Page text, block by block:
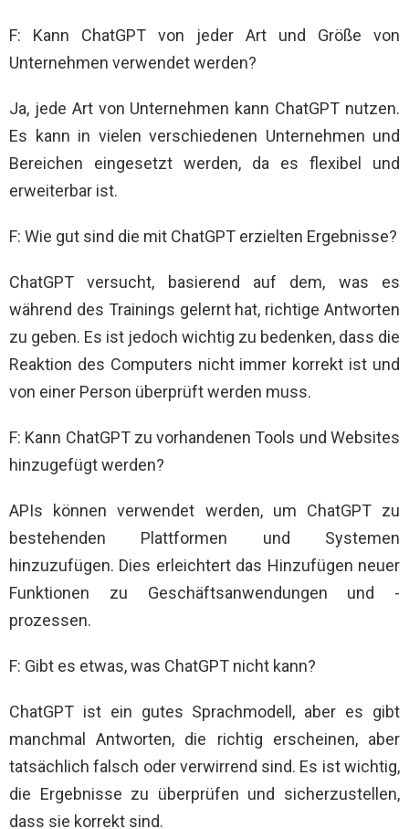
F: Kann ChatGPT von jeder Art und Größe von
Unternehmen verwendet werden?
Ja, jede Art von Unternehmen kann ChatGPT nutzen.
Es kann in vielen verschiedenen Unternehmen und
Bereichen eingesetzt werden, da es flexibel und
erweiterbar ist.
F: Wie gut sind die mit ChatGPT erzielten Ergebnisse?
ChatGPT versucht, basierend auf dem, was es
während des Trainings gelernt hat, richtige Antworten
zu geben. Es ist jedoch wichtig zu bedenken, dass die
Reaktion des Computers nicht immer korrekt ist und
von einer Person überprüft werden muss.
F: Kann ChatGPT zu vorhandenen Tools und Websites
hinzugefügt werden?
APIs können verwendet werden, um ChatGPT zu
bestehenden Plattformen und Systemen
hinzuzufügen. Dies erleichtert das Hinzufügen neuer
Funktionen zu Geschäftsanwendungen und -
prozessen.
F: Gibt es etwas, was ChatGPT nicht kann?
ChatGPT ist ein gutes Sprachmodell, aber es gibt
manchmal Antworten, die richtig erscheinen, aber
tatsächlich falsch oder verwirrend sind. Es ist wichtig,
die Ergebnisse zu überprüfen und sicherzustellen,
dass sie korrekt sind.